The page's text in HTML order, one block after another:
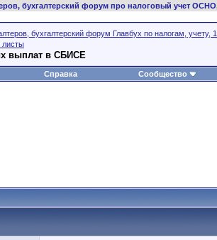
бухгалтерский форум про налоговый учет
бухгалтерский форум Главбух по налогам, учету,
листы
выплат в СБИСЕ
Справка Сообщество